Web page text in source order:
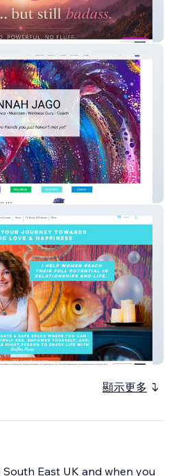
顯示更多
East UK and when you